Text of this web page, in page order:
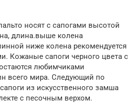
носят с сапогами высотой
длина.выше колена
ниже колена рекомендуется
Кожаные сапоги черного цвета с
любимчиками
всего мира. Следующий по
из искусственного замша
с песочным верхом.